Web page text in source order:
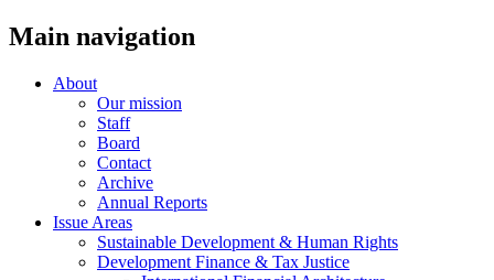
Main navigation
About
Our mission
Staff
Board
Contact
Archive
Annual Reports
Issue Areas
Sustainable Development & Human Rights
Development Finance & Tax Justice